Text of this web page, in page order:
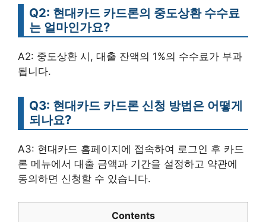
Q2: 현대카드 카드론의 중도상환 수수료
는 얼마인가요?
A2: 중도상환 시, 대출 잔액의 1%의 수수료가 부과
됩니다.
Q3: 현대카드 카드론 신청 방법은 어떻게
되나요?
A3: 현대카드 홈페이지에 접속하여 로그인 후 카드
론 메뉴에서 대출 금액과 기간을 설정하고 약관에
동의하면 신청할 수 있습니다.
Contents